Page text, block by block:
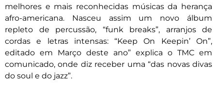
melhores e mais reconhecidas músicas da herança
afro-americana. Nasceu assim um novo álbum
repleto de percussão, “funk breaks”, arranjos de
cordas e letras intensas: “Keep On Keepin’ On”,
editado em Março deste ano” explica o TMC em
comunicado, onde diz receber uma “das novas divas
do soul e do jazz”.